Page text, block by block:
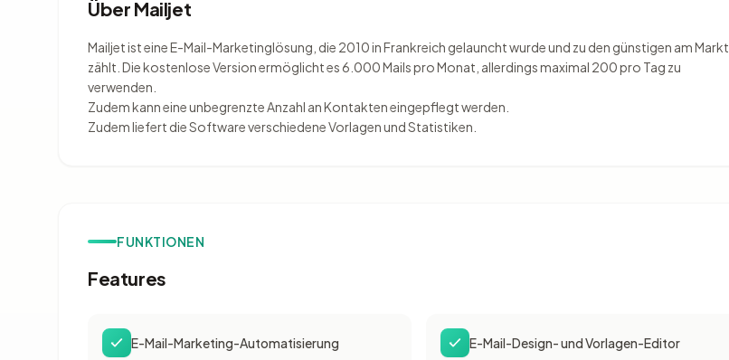
Über Mailjet
Mailjet ist eine E-Mail-Marketinglösung, die 2010 in Frankreich gelauncht wurde und zu den günstigen am Markt
zählt. Die kostenlose Version ermöglicht es 6.000 Mails pro Monat, allerdings maximal 200 pro Tag zu
verwenden.
Zudem kann eine unbegrenzte Anzahl an Kontakten eingepflegt werden.
Zudem liefert die Software verschiedene Vorlagen und Statistiken.
FUNKTIONEN
Features
E-Mail-Marketing-Automatisierung E-Mail-Design- und Vorlagen-Editor